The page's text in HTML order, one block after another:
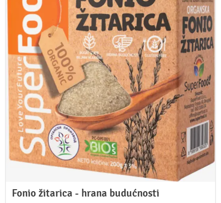
Fonio žitarica - hrana budućnosti